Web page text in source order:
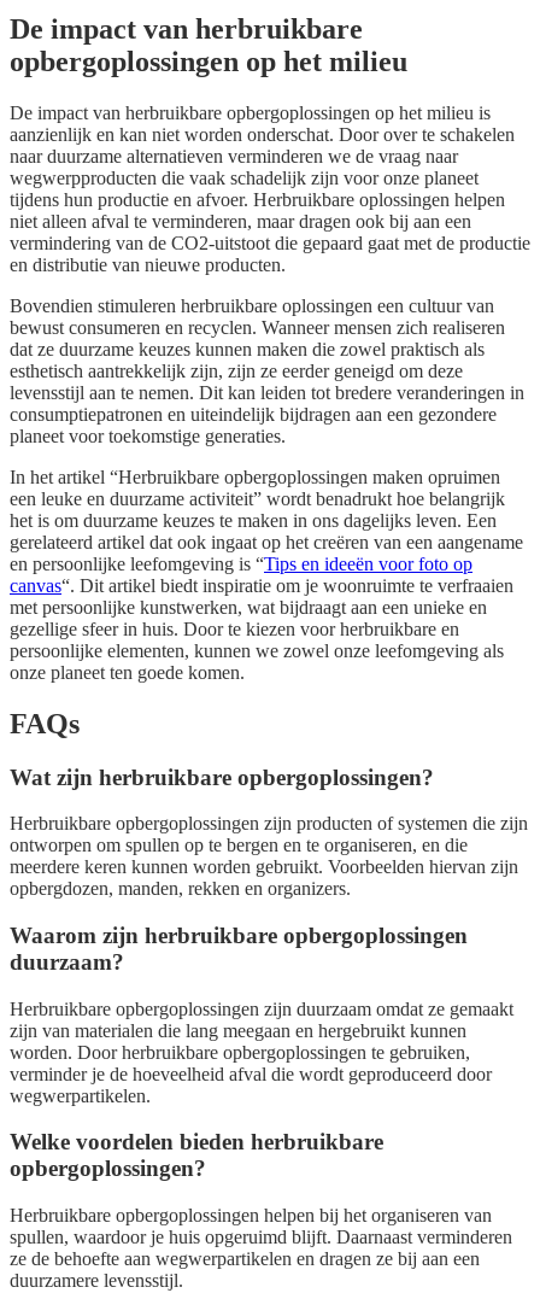
De impact van herbruikbare
opbergoplossingen op het milieu
De impact van herbruikbare opbergoplossingen op het milieu is
aanzienlijk en kan niet worden onderschat. Door over te schakelen
naar duurzame alternatieven verminderen we de vraag naar
wegwerpproducten die vaak schadelijk zijn voor onze planeet
tijdens hun productie en afvoer. Herbruikbare oplossingen helpen
niet alleen afval te verminderen, maar dragen ook bij aan een
vermindering van de CO2-uitstoot die gepaard gaat met de productie
en distributie van nieuwe producten.
Bovendien stimuleren herbruikbare oplossingen een cultuur van
bewust consumeren en recyclen. Wanneer mensen zich realiseren
dat ze duurzame keuzes kunnen maken die zowel praktisch als
esthetisch aantrekkelijk zijn, zijn ze eerder geneigd om deze
levensstijl aan te nemen. Dit kan leiden tot bredere veranderingen in
consumptiepatronen en uiteindelijk bijdragen aan een gezondere
planeet voor toekomstige generaties.
In het artikel “Herbruikbare opbergoplossingen maken opruimen
een leuke en duurzame activiteit” wordt benadrukt hoe belangrijk
het is om duurzame keuzes te maken in ons dagelijks leven. Een
gerelateerd artikel dat ook ingaat op het creëren van een aangename
en persoonlijke leefomgeving is “Tips en ideeën voor foto op
canvas“. Dit artikel biedt inspiratie om je woonruimte te verfraaien
met persoonlijke kunstwerken, wat bijdraagt aan een unieke en
gezellige sfeer in huis. Door te kiezen voor herbruikbare en
persoonlijke elementen, kunnen we zowel onze leefomgeving als
onze planeet ten goede komen.
FAQs
Wat zijn herbruikbare opbergoplossingen?
Herbruikbare opbergoplossingen zijn producten of systemen die zijn
ontworpen om spullen op te bergen en te organiseren, en die
meerdere keren kunnen worden gebruikt. Voorbeelden hiervan zijn
opbergdozen, manden, rekken en organizers.
Waarom zijn herbruikbare opbergoplossingen
duurzaam?
Herbruikbare opbergoplossingen zijn duurzaam omdat ze gemaakt
zijn van materialen die lang meegaan en hergebruikt kunnen
worden. Door herbruikbare opbergoplossingen te gebruiken,
verminder je de hoeveelheid afval die wordt geproduceerd door
wegwerpartikelen.
Welke voordelen bieden herbruikbare
opbergoplossingen?
Herbruikbare opbergoplossingen helpen bij het organiseren van
spullen, waardoor je huis opgeruimd blijft. Daarnaast verminderen
ze de behoefte aan wegwerpartikelen en dragen ze bij aan een
duurzamere levensstijl.